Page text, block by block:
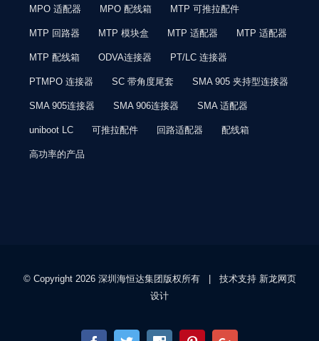
MPO 适配器 MPO 配线箱 MTP 可推拉配件
MTP 回路器 MTP 模块盒 MTP 适配器 MTP 适配器
MTP 配线箱 ODVA连接器 PT/LC 连接器
PTMPO 连接器 SC 带角度尾套 SMA 905 夹持型连接器
SMA 905连接器 SMA 906连接器 SMA 适配器
uniboot LC 可推拉配件 回路适配器 配线箱
高功率的产品
© Copyright 2026 深圳海恒达集团版权所有 | 技术支持 新龙网页
设计